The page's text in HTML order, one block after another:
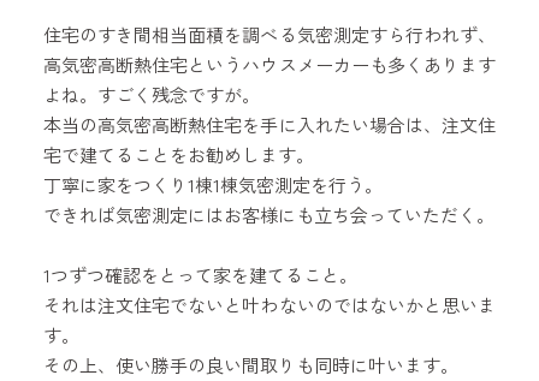
住宅のすき間相当面積を調べる気密測定すら行われず、
高気密高断熱住宅というハウスメーカーも多くあります
よね。すごく残念ですが。
本当の高気密高断熱住宅を手に入れたい場合は、注文住
宅で建てることをお勧めします。
丁寧に家をつくり1棟1棟気密測定を行う。
できれば気密測定にはお客様にも立ち会っていただく。
1つずつ確認をとって家を建てること。
それは注文住宅でないと叶わないのではないかと思いま
す。
その上、使い勝手の良い間取りも同時に叶います。